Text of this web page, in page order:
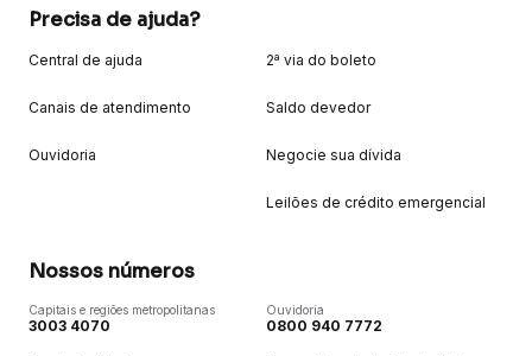
Precisa de ajuda?
Central de ajuda
Canais de atendimento
Ouvidoria
2ª via do boleto
Saldo devedor
Negocie sua dívida
Leilões de crédito emergencial
Nossos números
Capitais e regiões metropolitanas
3003 4070
Ouvidoria
0800 940 7772